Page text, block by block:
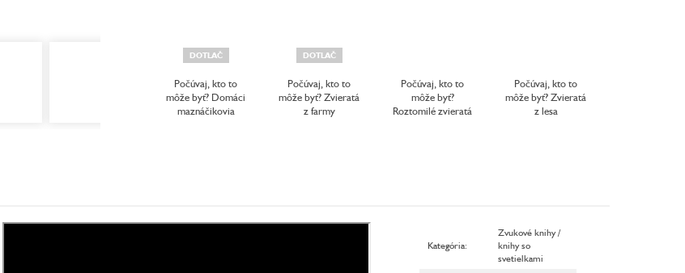
DOTLAČ
Počúvaj, kto to
môže byť? Domáci
maznáčikovia
DOTLAČ
Počúvaj, kto to
môže byť? Zvieratá
z farmy
Počúvaj, kto to
môže byť?
Roztomilé zvieratá
Počúvaj, kto to
môže byť? Zvieratá
z lesa
Kategória:
Zvukové knihy /
knihy so
svetielkami